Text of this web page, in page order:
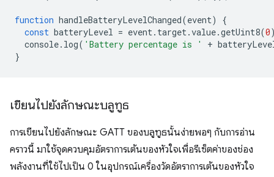
function handleBatteryLevelChanged(event)
{
const batteryLevel = event. target.value.getUint8(0
console. log( 'Battery percentage is ' +
}
เขียนไปยังลักษณะบลูทูธ
การเขียนไปยังลักษณะ GATT ของบลูทูธนั้นง่ายพอๆ กับการอ่าน
คราวนี้ มาใช้จุดควบคุมอัตราการเต้นของหัวใจเพื่อรีเซ็ตค่าของช่อง
พลังงานที่ใช้ไปเป็น 0 ในอุปกรณ์เครื่องวัดอัตราการเต้นของหัวใจ